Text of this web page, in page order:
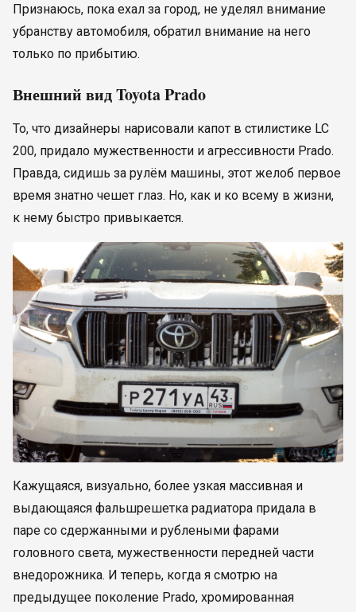
Признаюсь, пока ехал за город, не уделял внимание
убранству автомобиля, обратил внимание на него
только по прибытию.
Внешний вид Toyota Prado
То, что дизайнеры нарисовали капот в стилистике LC
200, придало мужественности и агрессивности Prado.
Правда, сидишь за рулём машины, этот желоб первое
время знатно чешет глаз. Но, как и ко всему в жизни,
к нему быстро привыкается.
Кажущаяся, визуально, более узкая массивная и
выдающаяся фальшрешетка радиатора придала в
паре со сдержанными и рублеными фарами
головного света, мужественности передней части
внедорожника. И теперь, когда я смотрю на
предыдущее поколение Prado, хромированная